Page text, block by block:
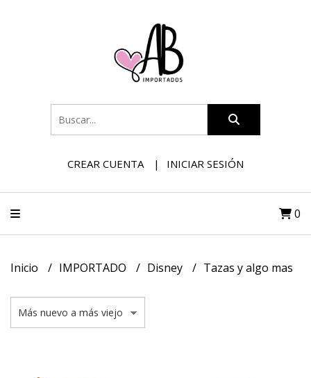
CREAR CUENTA INICIAR SESIÓN
0
Inicio IMPORTADO Disney Tazas y algo mas